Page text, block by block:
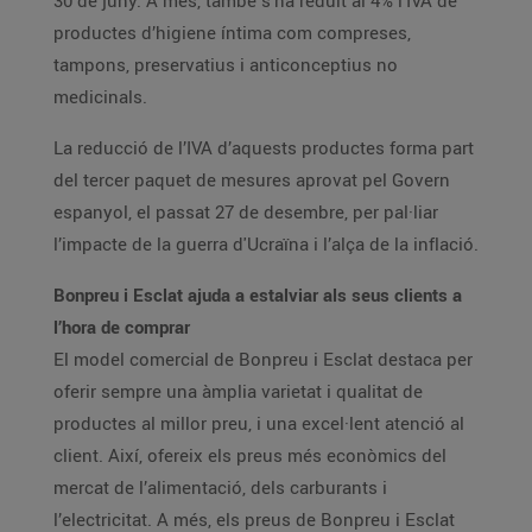
productes d’higiene íntima com compreses,
tampons, preservatius i anticonceptius no
medicinals.
La reducció de l’IVA d’aquests productes forma part
del tercer paquet de mesures aprovat pel Govern
espanyol, el passat 27 de desembre, per pal·liar
l’impacte de la guerra d'Ucraïna i l’alça de la inflació.
Bonpreu i Esclat ajuda a estalviar als seus clients a
l’hora de comprar
El model comercial de Bonpreu i Esclat destaca per
oferir sempre una àmplia varietat i qualitat de
productes al millor preu, i una excel·lent atenció al
client. Així, ofereix els preus més econòmics del
mercat de l’alimentació, dels carburants i
l’electricitat. A més, els preus de Bonpreu i Esclat